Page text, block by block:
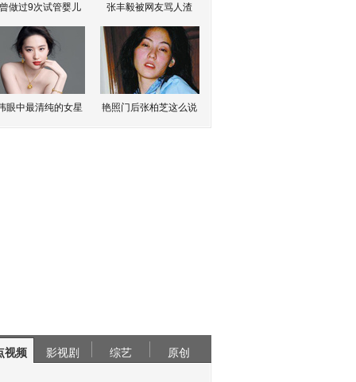
做过9次试管婴儿 张丰毅被网友骂人渣
眼中最清纯的女星 艳照门后张柏芝这么说
视频 影视剧 综艺 原创